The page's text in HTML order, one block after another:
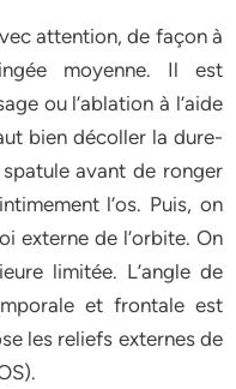
attention, de façon à
moyenne. Il est
ou l’ablation à l’aide
bien décoller la dure-
spatule avant de ronger
l’os. Puis, on
externe de l’orbite. On
limitée. L’angle de
et frontale est
les reliefs externes de